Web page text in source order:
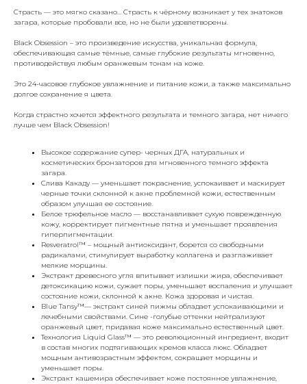
Страсть — это мягко сказано… Страсть к чёрному возникает у тех знатоков
загара, которые пробовали все, но не были удовлетворены.
Black Obsession – это произведение искусства, уникальная формула,
обеспечивающая самые тёмные, самые глубокие результаты мгновенно,
противодействуя любым оранжевым тонам на коже.
Это 24-часовое глубокое увлажнение и питание кожи, а также максимально
долгое сохранение я цвета.
Когда страстно хочется эффектного результата и темного загара, нет ничего
лучше чем Black Obsession!
Высокое содержание супер- черных ДГА, натуральных и
косметических бронзаторов для мгновенного темного эффекта
загара.
Слива Какаду — уменьшает покраснение, успокаивает и маскирует
черные точки склонной к акне проблемной кожи, естественным
образом улучшая ее состояние.
Белое трюфельное масло — восстанавливает сухую поврежденную
кожу, корректирует пигментные пятна и уменьшает проявления
гиперпигментации.
Resveratrol™ – мощный антиоксидант, борется со свободными
радикалами, стимулирует выработку коллагена и разглаживает
мелкие морщины.
Экстракт древесного угля впитывает излишки жира, обеспечивает
детоксикацию кожи, сужает поры, уменьшает воспаления и улучшает
состояние кожи, склонной к акне. Кожа здоровая и чистая.
Blue Tansy™— экстракт синей пижмы обладает успокаивающими и
лечебными свойствами. Сине -голубые оттенки нейтрализуют
оранжевый цвет, придавая коже максимально естественный цвет.
Технология Liquid Glass™ — это революционный ингредиент, входит
в состав многих подтягивающих кремов класса люкс. Обладает
мощным антивозрастным эффектом, сокращает морщины и
уменьшает поры.
Экстракт кашемира обеспечивает коже постоянное увлажнение,